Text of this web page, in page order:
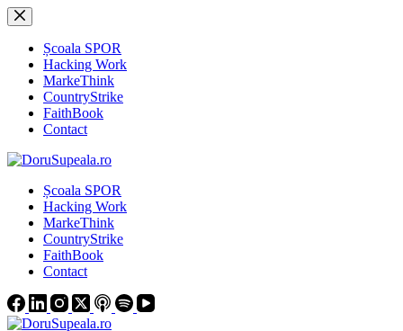
Sari
la
conținutȘcoala SPOR
Hacking Work
MarkeThink
CountryStrike
FaithBook
Contact
Școala SPOR
Hacking Work
MarkeThink
CountryStrike
FaithBook
Contact